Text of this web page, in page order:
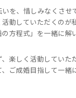
を、惜しみなくさせ
動していただくのが
方程式」を一緒に解
楽しく活動していた
ご成婚目指して一緒